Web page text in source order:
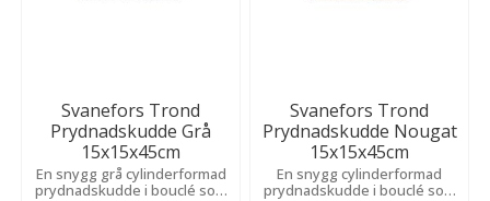
Svanefors Trond
Prydnadskudde Grå
15x15x45cm
En snygg grå cylinderformad
prydnadskudde i bouclé som
Svanefors Trond
Prydnadskudde Nougat
15x15x45cm
En snygg cylinderformad
prydnadskudde i bouclé som